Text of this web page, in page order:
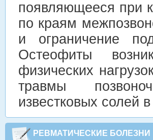
появляющееся при
по краям
и ограничение
Остеофиты
физических
травмы
известковых солей
РЕВМАТИЧЕСКИЕ БОЛЕЗНИ